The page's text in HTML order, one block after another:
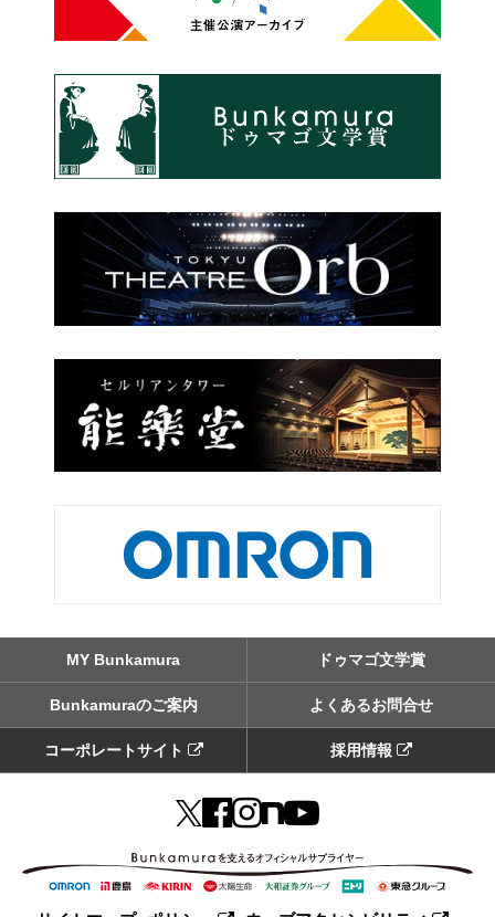
MY Bunkamura ドゥマゴ文学賞
Bunkamuraのご案内 よくあるお問合せ
コーポレートサイト 採用情報